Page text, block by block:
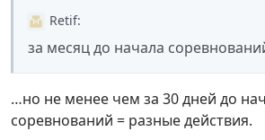
Retif:
за месяц до начала
…но не менее чем за 30 дней до
соревнований = разные действия.